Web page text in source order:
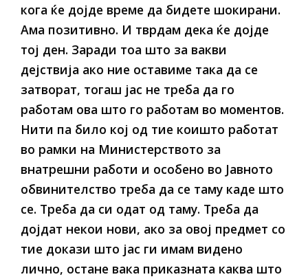
кога ќе дојде време да бидете шокирани.
Ама позитивно. И тврдам дека ќе дојде
тој ден. Заради тоа што за вакви
дејствија ако ние оставиме така да се
затворат, тогаш јас не треба да го
работам ова што го работам во моментов.
Нити па било кој од тие коишто работат
во рамки на Министерството за
внатрешни работи и особено во Јавното
обвинителство треба да се таму каде што
се. Треба да си одат од таму. Треба да
дојдат некои нови, ако за овој предмет со
тие докази што јас ги имам видено
лично, остане вака приказната каква што